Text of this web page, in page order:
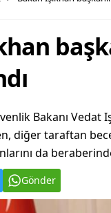
Bakanı
diğer taraftan
da
Gönder